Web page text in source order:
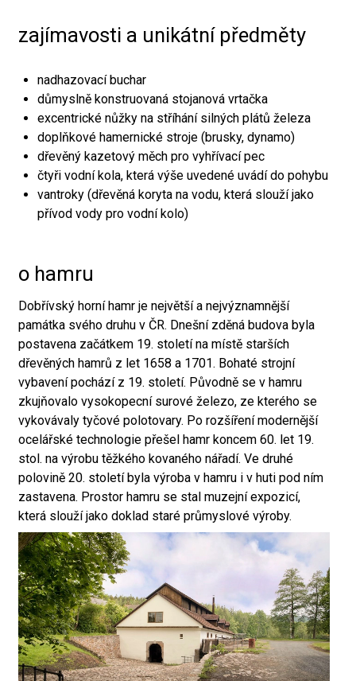
zajímavosti a unikátní předměty
nadhazovací buchar
důmyslně konstruovaná stojanová vrtačka
excentrické nůžky na stříhání silných plátů železa
doplňkové hamernické stroje (brusky, dynamo)
dřevěný kazetový měch pro vyhřívací pec
čtyři vodní kola, která výše uvedené uvádí do pohybu
vantroky (dřevěná koryta na vodu, která slouží jako
přívod vody pro vodní kolo)
o hamru
Dobřívský horní hamr je největší a nejvýznamnější
památka svého druhu v ČR. Dnešní zděná budova byla
postavena začátkem 19. století na místě starších
dřevěných hamrů z let 1658 a 1701. Bohaté strojní
vybavení pochází z 19. století. Původně se v hamru
zkujňovalo vysokopecní surové železo, ze kterého se
vykovávaly tyčové polotovary. Po rozšíření modernější
ocelářské technologie přešel hamr koncem 60. let 19.
stol. na výrobu těžkého kovaného nářadí. Ve druhé
polovině 20. století byla výroba v hamru i v huti pod ním
zastavena. Prostor hamru se stal muzejní expozicí,
která slouží jako doklad staré průmyslové výroby.